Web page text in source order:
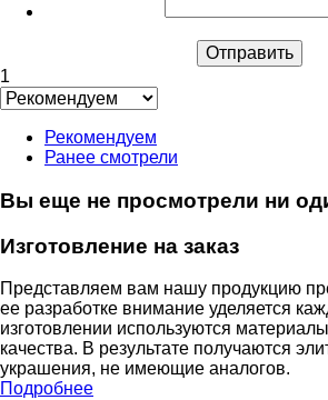
1
Рекомендуем
Ранее смотрели
Вы еще не просмотрели ни
Изготовление на заказ
Представляем вам нашу продукцию
ее разработке внимание уделяется
изготовлении используются
качества. В результате получаются
украшения, не имеющие аналогов.
Подробнее